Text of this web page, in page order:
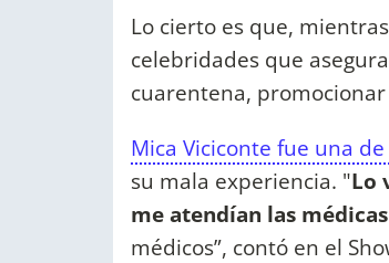
Lo cierto es que,
celebridades que
cuarentena,
Mica Viciconte fue una
su mala experiencia. "Lo
me atendían las
médicos”, contó en el